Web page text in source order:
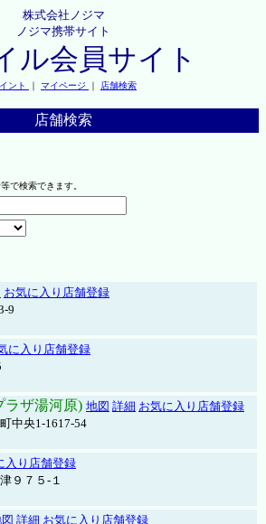
株式会社ノジマ
ノジマ携帯サイト
ル会員サイト
ント ｜ マイページ ｜ 店舗検索
店舗検索
で検索できます。
お気に入り店舗登録
9
に入り店舗登録
ラザ湯河原) 地図 詳細 お気に入り店舗登録
中央1-1617-54
入り店舗登録
９７５-１
詳細 お気に入り店舗登録